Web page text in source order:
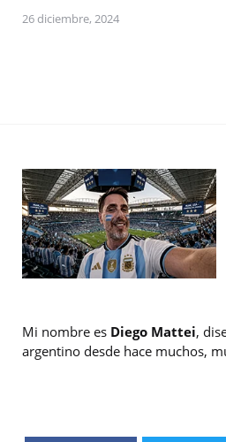
26 diciembre, 2024
Mi nombre es Diego Mattei,
argentino desde hace muchos,